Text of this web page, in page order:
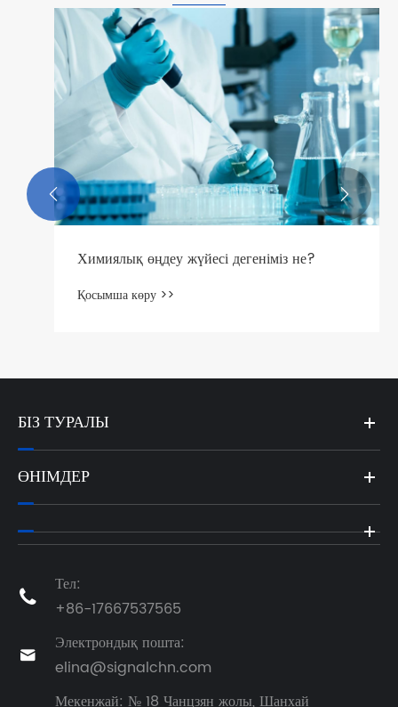
Химиялық өңдеу жүйесі дегеніміз не?
Қосымша көру >>
 
БІЗ ТУРАЛЫ
ӨНІМДЕР

Тел:
+86-17667537565

Электрондық пошта:
elina@signalchn.com
Мекенжай: № 18 Чанцзян жолы, Шанхай